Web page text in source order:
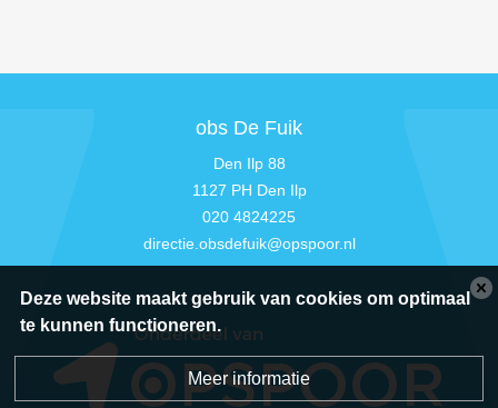
obs De Fuik
Den Ilp 88
1127 PH Den Ilp
020 4824225
directie.obsdefuik@opspoor.nl
Deze website maakt gebruik van cookies om optimaal
te kunnen functioneren.
Meer informatie